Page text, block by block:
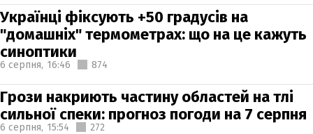
Українці фіксують +50 градусів на
"домашніх" термометрах: що на це кажуть
синоптики
6 серпня, 16:46 874
Грози накриють частину областей на тлі
сильної спеки: прогноз погоди на 7 серпня
6 серпня, 15:54 272